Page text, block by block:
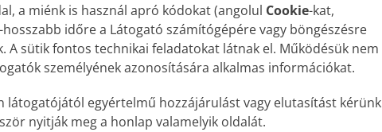
a miénk is használ apró kódokat (angolul Cookie-kat,
hosszabb időre a Látogató számítógépére vagy böngészésre
A sütik fontos technikai feladatokat látnak el. Működésük nem
személyének azonosítására alkalmas információkat.
látogatójától egyértelmű hozzájárulást vagy elutasítást kérünk
nyitják meg a honlap valamelyik oldalát.